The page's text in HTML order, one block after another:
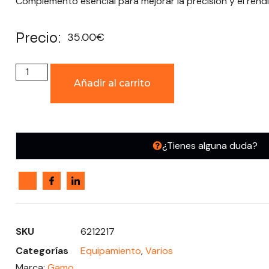
Precio: 35.00€
Añadir al carrito
¿Tienes alguna duda?
SKU
6212217
Categorías
Equipamiento,Varios